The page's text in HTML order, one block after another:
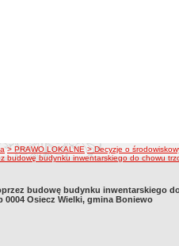
> PRAWO LOKALNE > Decyzje o
budynku inwentarskiego do chowu
budowę budynku inwentarskiego
0004 Osiecz Wielki, gmina Boniewo